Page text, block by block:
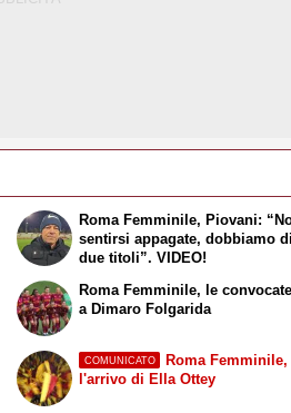
Roma Femminile, Piovani:
sentirsi appagate, dobbiamo
due titoli”. VIDEO!
Roma Femminile, le
a Dimaro Folgarida
COMUNICATO
Roma
l'arrivo di Ella Ottey